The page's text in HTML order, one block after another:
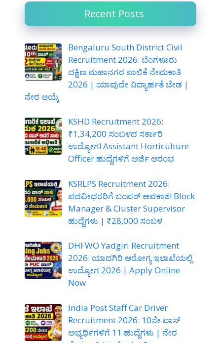
Recent Posts
Bengaluru South District Civil
Recruitment 2026: ಬೆಂಗಳೂರು
ದಕ್ಷಿಣ ಮಹಾನಗರ ಪಾಲಿಕೆ ನೇಮಕಾತಿ
2026 | ಯಾವುದೇ ವಿದ್ಯಾರ್ಹತೆ ಬೇಡ |
ನೇರ ಆಯ್ಕೆ
KSHD Recruitment 2026:
₹1,34,200 ಸಂಬಳದ ಸರ್ಕಾರಿ
ಉದ್ಯೋಗ! Assistant Horticulture
Officer ಹುದ್ದೆಗಳಿಗೆ ಅರ್ಜಿ ಆರಂಭ
KSRLPS Recruitment 2026:
ಪದವೀಧರರಿಗೆ ಬಂಪರ್ ಅವಕಾಶ! Block
Manager & Cluster Supervisor
ಹುದ್ದೆಗಳು | ₹28,000 ಸಂಬಳ
DHFWO Yadgiri Recruitment
2026: ಯಾದಗಿರಿ ಆರೋಗ್ಯ ಇಲಾಖೆಯಲ್ಲಿ
ಉದ್ಯೋಗ 2026 | Apply Online
Now
India Post Staff Car Driver
Recruitment 2026: 10ನೇ ಪಾಸ್
ಅಭ್ಯರ್ಥಿಗಳಿಗೆ 11 ಹುದ್ದೆಗಳು | ನೇರ